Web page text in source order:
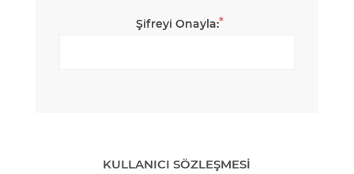
Şifreyi Onayla:*
KULLANICI SÖZLEŞMESI